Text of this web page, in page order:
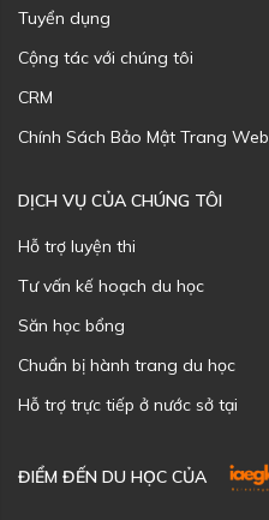
Tuyển dụng
Cộng tác với chúng tôi
CRM
Chính Sách Bảo Mật Trang Web
DỊCH VỤ CỦA CHÚNG TÔI
Hỗ trợ luyện thi
Tư vấn kế hoạch du học
Săn học bổng
Chuẩn bị hành trang du học
Hỗ trợ trực tiếp ở nước sở tại
ĐIỂM ĐẾN DU HỌC CỦA